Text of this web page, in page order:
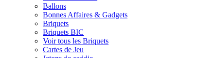
Ballons
Bonnes Affaires & Gadgets
Briquets
Briquets BIC
Voir tous les Briquets
Cartes de Jeu